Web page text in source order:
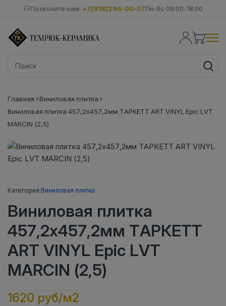
Позвоните нам: +7(918)296-00-07Пн-Вс 09:00-18:00
Главная
Виниловая плитка
Виниловая плитка 457,2x457,2мм ТАРКЕТТ ART VINYL Epic LVT
MARCIN (2,5)
Категория:Виниловая плитка
Виниловая плитка
457,2x457,2мм ТАРКЕТТ
ART VINYL Epic LVT
MARCIN (2,5)
1620 руб/м2